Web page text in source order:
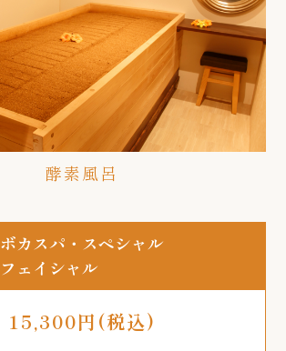
酵素風呂
ボカスパ・スペシャル
フェイシャル
15,300円(税込)